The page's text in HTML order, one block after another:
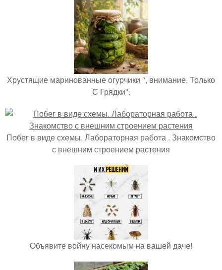
Хрустящие маринованные огурчики ", внимание, Только
С Грядки".
Побег в виде схемы. Лабораторная работа . Знакомство
с внешним строением растения
Объявите войну насекомым на вашей даче!